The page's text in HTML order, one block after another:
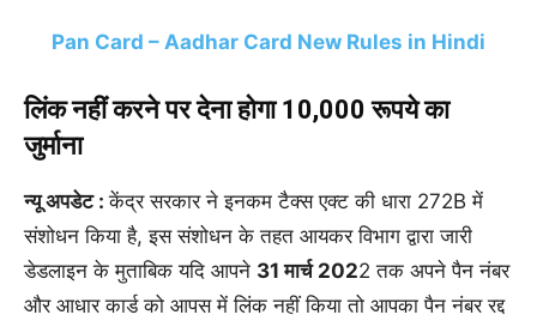
Pan Card – Aadhar Card New Rules in Hindi
लिंक नहीं करने पर देना होगा 10,000 रूपये का
जुर्माना
न्यू अपडेट :केंद्र सरकार ने इनकम टैक्स एक्ट की धारा 272B में
संशोधन किया है, इस संशोधन के तहत आयकर विभाग द्वारा जारी
डेडलाइन के मुताबिक यदि आपने 31 मार्च 2022 तक अपने पैन नंबर
और आधार कार्ड को आपस में लिंक नहीं किया तो आपका पैन नंबर रद्द